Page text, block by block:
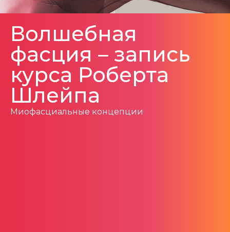
Волшебная
фасция – запись
курса Роберта
Шлейпа
Миофасциальные концепции